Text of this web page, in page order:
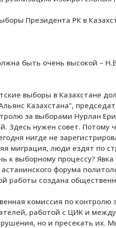
Президента РК в
быть очень высокой –
выборы в Казахстане
Казахстана",
за выборами Нурлан
Здесь нужен совет. Потому
нигде не
миграция, люди ездят по
к выборному процессу?
форума
работы создана
комиссия по
работой с ЦИК и
но и пресекать их.